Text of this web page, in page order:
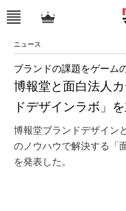
ニュース
博報堂と面白法人
ドデザインラボ」
ブランドの課題をゲーム
博報堂ブランドデザイン
のノウハウで解決する「
を発表した。